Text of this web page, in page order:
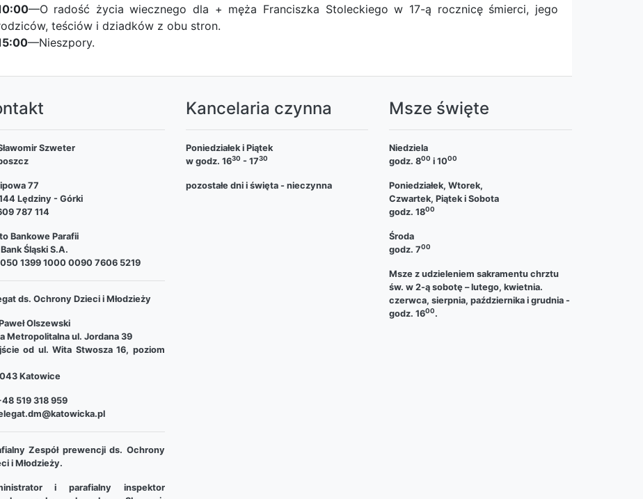
—O radość życia wiecznego dla + męża Franciszka Stoleckiego w 17-ą rocznicę śmierci, jego
teściów i dziadków z obu stron.
—Nieszpory.
Szweter
77
Lędziny - Górki
787 114
Bankowe Parafii
Śląski S.A.
1399 1000 0090 7606 5219
ds. Ochrony Dzieci i Młodzieży
Olszewski
Metropolitalna ul. Jordana 39
od ul. Wita Stwosza 16, poziom
Katowice
519 318 959
Zespół prewencji ds. Ochrony
i Młodzieży.
i parafialny inspektor
Kancelaria czynna
Poniedziałek i Piątek
w godz. 1630 - 1730
pozostałe dni i święta - nieczynna
Msze święte
Niedziela
godz. 800 i 1000
Poniedziałek, Wtorek,
Czwartek, Piątek i Sobota
godz. 1800
Środa
godz. 700
Msze z udzieleniem sakramentu chrztu
św. w 2-ą sobotę – lutego, kwietnia.
czerwca, sierpnia, października i grudnia -
godz. 1600.